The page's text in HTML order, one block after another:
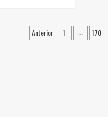
Paginación
Anterior 1 … 170